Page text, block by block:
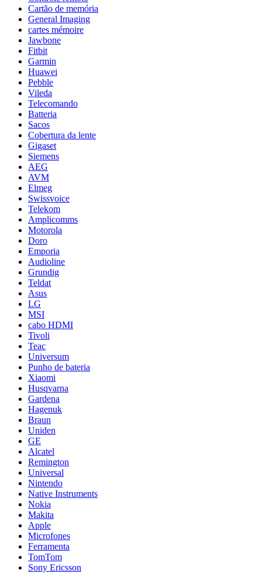
Cartão de memória
General Imaging
cartes mémoire
Jawbone
Fitbit
Garmin
Huawei
Pebble
Vileda
Telecomando
Batteria
Sacos
Cobertura da lente
Gigaset
Siemens
AEG
AVM
Elmeg
Swissvoice
Telekom
Amplicomms
Motorola
Doro
Emporia
Audioline
Grundig
Teldat
Asus
LG
MSI
cabo HDMI
Tivoli
Teac
Universum
Punho de bateria
Xiaomi
Husqvarna
Gardena
Hagenuk
Braun
Uniden
GE
Alcatel
Remington
Universal
Nintendo
Native Instruments
Nokia
Makita
Apple
Microfones
Ferramenta
TomTom
Sony Ericsson